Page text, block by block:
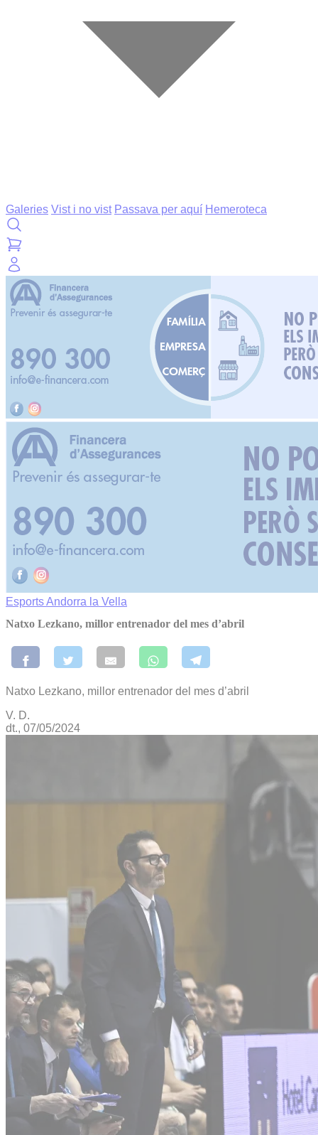
Galeries Vist i no vist Passava per aquí Hemeroteca
EsportsAndorra la Vella
Natxo Lezkano, millor entrenador del mes d’abril
Natxo Lezkano, millor entrenador del mes d’abril
V. D.
dt., 07/05/2024